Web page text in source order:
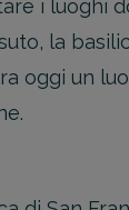
i luoghi
la
oggi un